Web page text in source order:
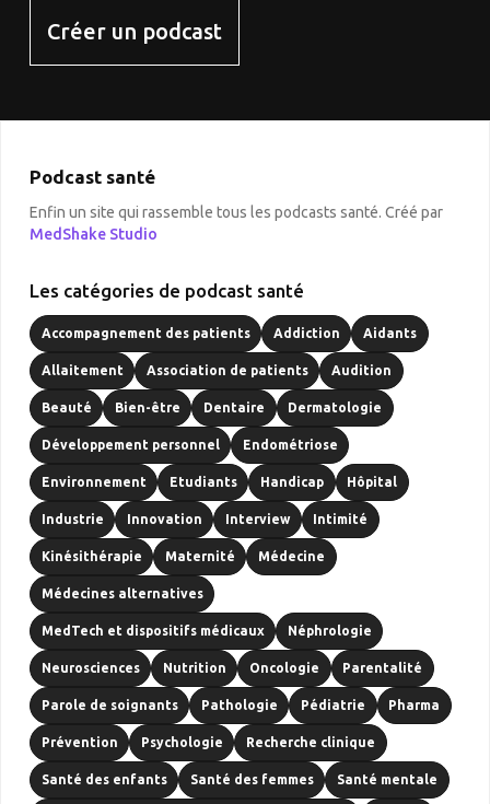
Créer un podcast
Podcast santé
Enfin un site qui rassemble tous les podcasts santé. Créé par
MedShake Studio
Les catégories de podcast santé
Accompagnement des patients Addiction Aidants
Allaitement Association de patients Audition
Beauté Bien-être Dentaire Dermatologie
Développement personnel Endométriose
Environnement Etudiants Handicap Hôpital
Industrie Innovation Interview Intimité
Kinésithérapie Maternité Médecine
Médecines alternatives
MedTech et dispositifs médicaux Néphrologie
Neurosciences Nutrition Oncologie Parentalité
Parole de soignants Pathologie Pédiatrie Pharma
Prévention Psychologie Recherche clinique
Santé des enfants Santé des femmes Santé mentale